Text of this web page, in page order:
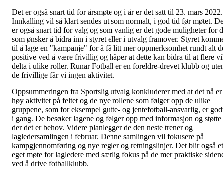
Det er også snart tid for årsmøte og i år er det satt til 23. mars 2022.
Innkalling vil så klart sendes ut som normalt, i god tid før møtet.
er også snart tid for valg og som vanlig er det gode muligheter for
som ønsker å bidra inn i styret eller i utvalg framover. Styret
til å lage en "kampanje" for å få litt mer oppmerksomhet rundt alt
positive ved å være frivillig og håper at dette kan bidra til at flere
delta i ulike roller. Runar Fotball er en foreldre-drevet klubb og
de frivillige får vi ingen aktivitet.
Oppsummeringen fra Sportslig utvalg konkluderer med at det nå er
høy aktivitet på feltet og de nye rollene som følger opp de ulike
gruppene, som for eksempel gutte- og jentefotball-ansvarlig, er
i gang. De besøker lagene og følger opp med informasjon og støtte
der det er behov. Videre planlegger de den neste trener og
lagledersamlingen i februar. Denne samlingen vil fokusere på
kampgjennomføring og nye regler og retningslinjer. Det blir også et
eget møte for lagledere med særlig fokus på de mer praktiske
ved å drive fotballklubb.